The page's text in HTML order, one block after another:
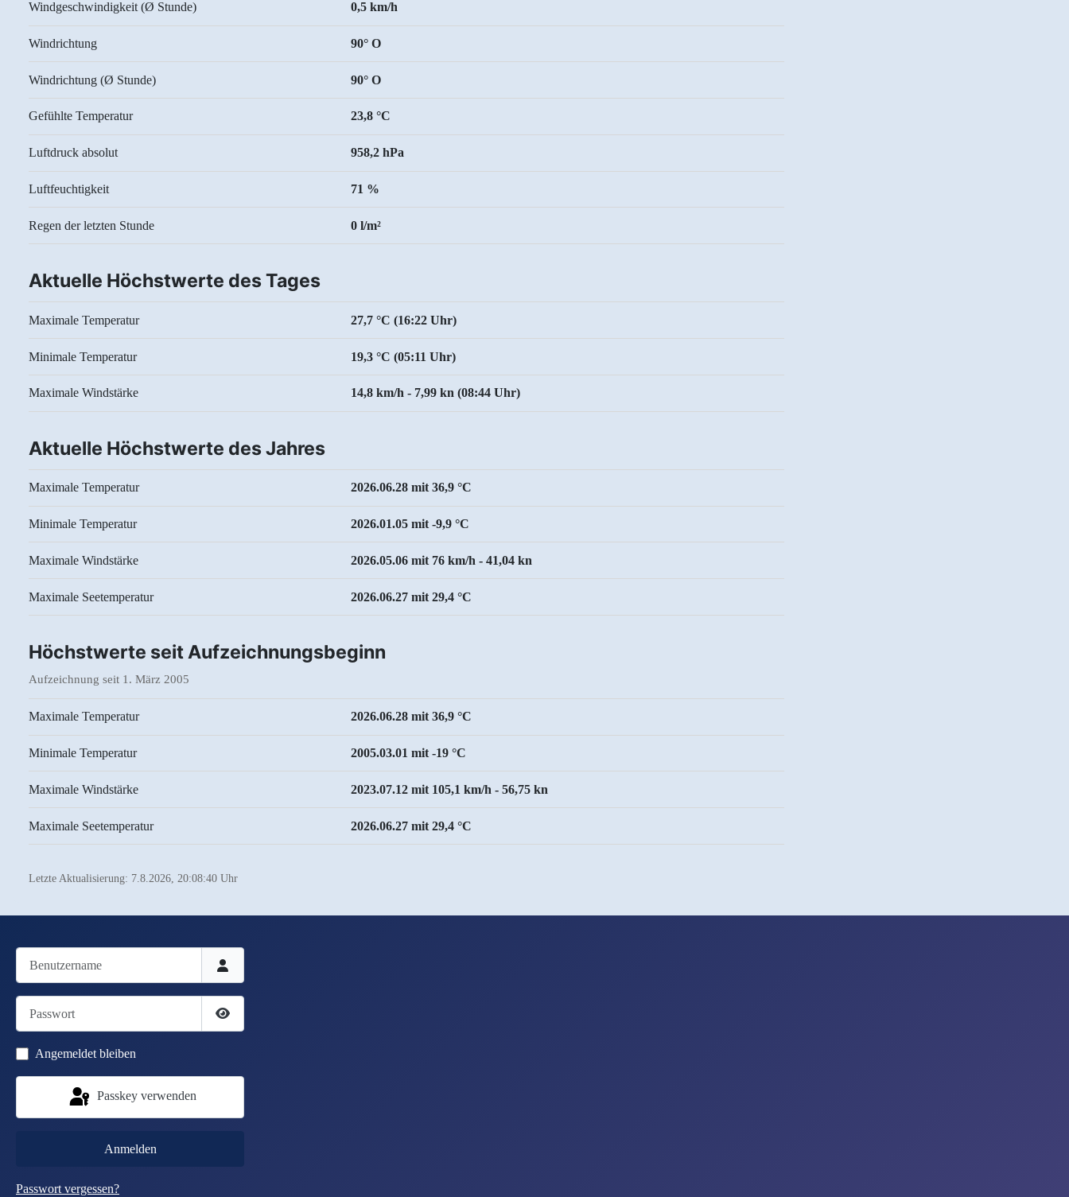
Windgeschwindigkeit (Ø Stunde) 0,5 km/h
Windrichtung 90° O
Windrichtung (Ø Stunde) 90° O
Gefühlte Temperatur 23,8 °C
Luftdruck absolut 958,2 hPa
Luftfeuchtigkeit 71 %
Regen der letzten Stunde 0 l/m²
Aktuelle Höchstwerte des Tages
Maximale Temperatur 27,7 °C (16:22 Uhr)
Minimale Temperatur 19,3 °C (05:11 Uhr)
Maximale Windstärke 14,8 km/h - 7,99 kn (08:44 Uhr)
Aktuelle Höchstwerte des Jahres
Maximale Temperatur 2026.06.28 mit 36,9 °C
Minimale Temperatur 2026.01.05 mit -9,9 °C
Maximale Windstärke 2026.05.06 mit 76 km/h - 41,04 kn
Maximale Seetemperatur 2026.06.27 mit 29,4 °C
Höchstwerte seit Aufzeichnungsbeginn
Aufzeichnung seit 1. März 2005
Maximale Temperatur 2026.06.28 mit 36,9 °C
Minimale Temperatur 2005.03.01 mit -19 °C
Maximale Windstärke 2023.07.12 mit 105,1 km/h - 56,75 kn
Maximale Seetemperatur 2026.06.27 mit 29,4 °C
Letzte Aktualisierung: 7.8.2026, 20:08:40 Uhr
Passwort anzeigen
Angemeldet bleiben
Passkey verwenden
Anmelden
Passwort vergessen?